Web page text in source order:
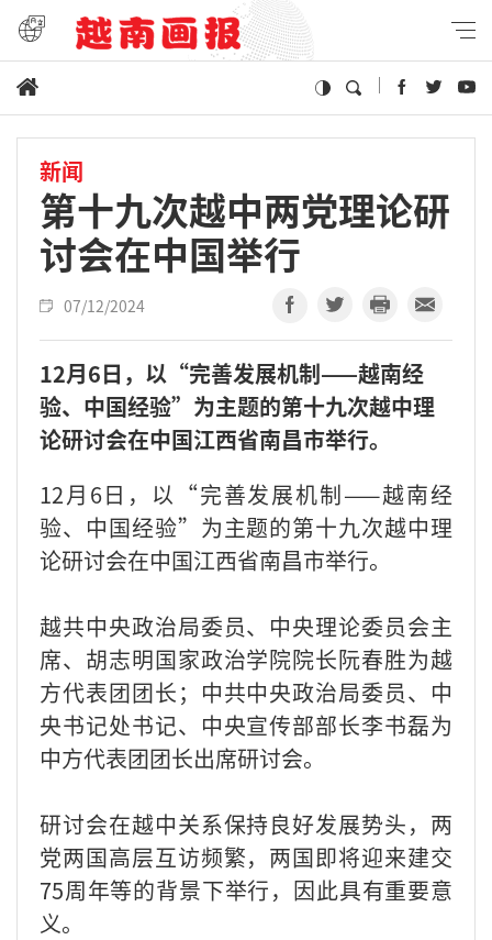
新闻
第十九次越中两党理论研
讨会在中国举行
07/12/2024
12月6日，以“完善发展机制——越南经
验、中国经验”为主题的第十九次越中理
论研讨会在中国江西省南昌市举行。
12月6日，以“完善发展机制——越南经
验、中国经验”为主题的第十九次越中理
论研讨会在中国江西省南昌市举行。
越共中央政治局委员、中央理论委员会主
席、胡志明国家政治学院院长阮春胜为越
方代表团团长；中共中央政治局委员、中
央书记处书记、中央宣传部部长李书磊为
中方代表团团长出席研讨会。
研讨会在越中关系保持良好发展势头，两
党两国高层互访频繁，两国即将迎来建交
75周年等的背景下举行，因此具有重要意
义。